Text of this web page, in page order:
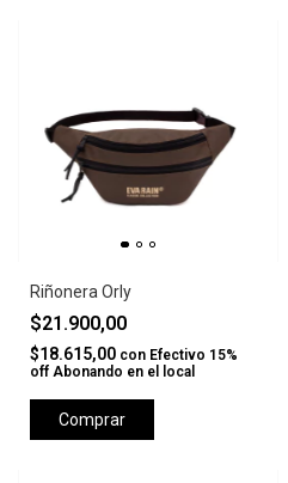
Riñonera Orly
$21.900,00
$18.615,00 con Efectivo 15%
off Abonando en el local
Comprar